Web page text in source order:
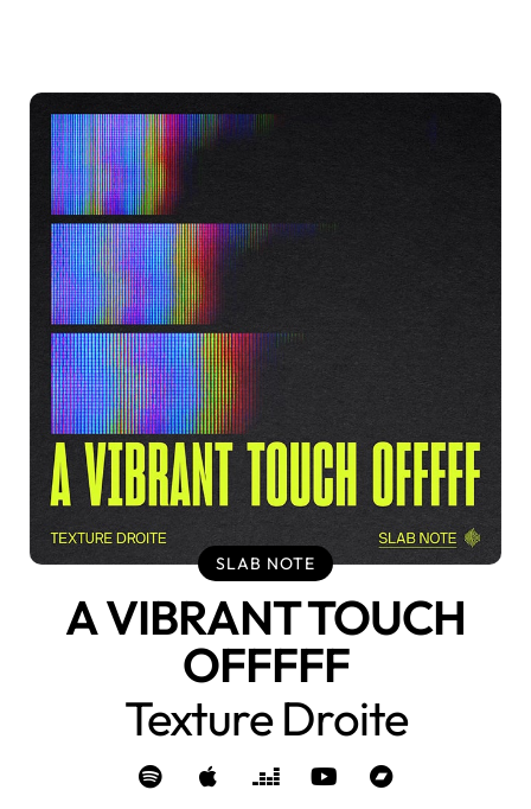
SLAB NOTE
A VIBRANT TOUCH
OFFFFF
Texture Droite